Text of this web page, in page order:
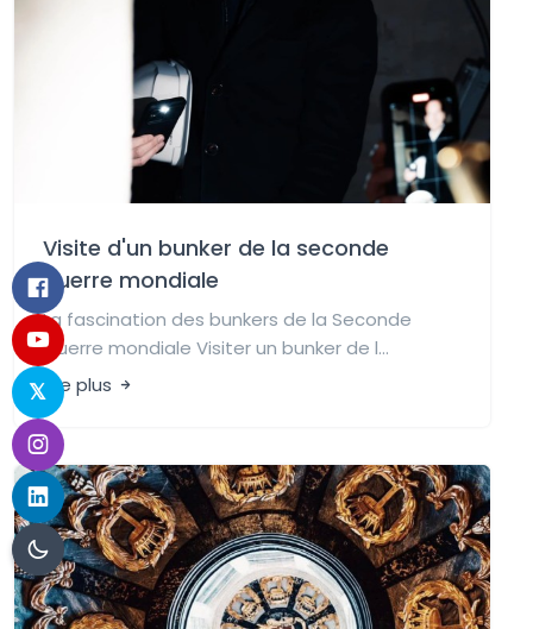
Visite d'un bunker de la seconde
guerre mondiale
La fascination des bunkers de la Seconde
Guerre mondiale Visiter un bunker de l...
Lire plus